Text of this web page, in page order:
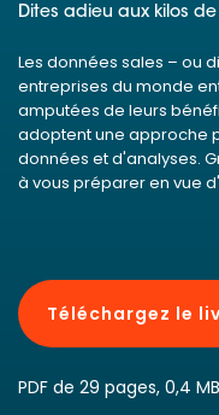
Dites adieu aux kilos
Les données sales – ou
entreprises du monde
amputées de leurs
adoptent une approche
données et d'analyses.
à vous préparer en vue
Téléchargez le
PDF de 29 pages, 0,4 MB